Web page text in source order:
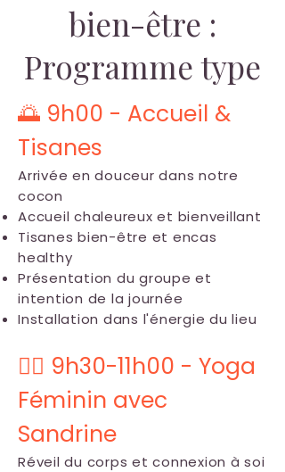
bien-être :
Programme type
🌅 9h00 - Accueil &
Tisanes
Arrivée en douceur dans notre
cocon
Accueil chaleureux et bienveillant
Tisanes bien-être et encas
healthy
Présentation du groupe et
intention de la journée
Installation dans l'énergie du lieu
🧘‍♀️ 9h30-11h00 - Yoga
Féminin avec
Sandrine
Réveil du corps et connexion à soi